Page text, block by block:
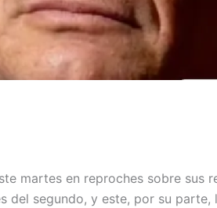
martes en reproches sobre sus
del segundo, y este, por su parte,